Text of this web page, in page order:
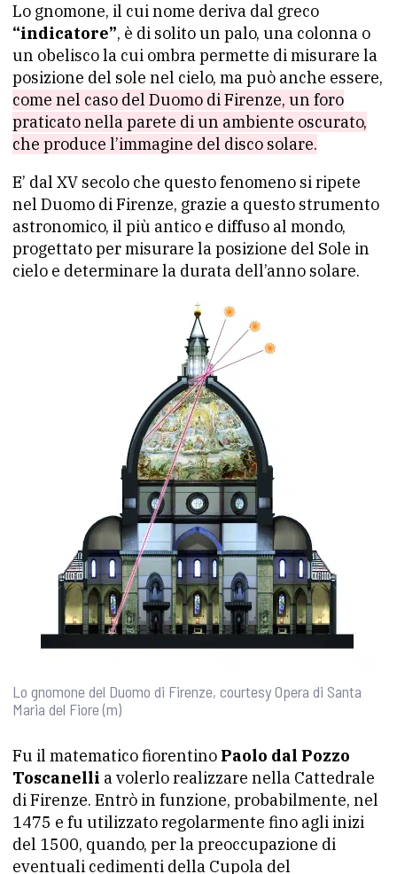
Lo gnomone, il cui nome deriva dal greco
“indicatore”, è di solito un palo, una colonna o
un obelisco la cui ombra permette di misurare la
posizione del sole nel cielo, ma può anche essere,
come nel caso del Duomo di Firenze, un foro
praticato nella parete di un ambiente oscurato,
che produce l’immagine del disco solare.
E’ dal XV secolo che questo fenomeno si ripete
nel Duomo di Firenze, grazie a questo strumento
astronomico, il più antico e diffuso al mondo,
progettato per misurare la posizione del Sole in
cielo e determinare la durata dell’anno solare.
Lo gnomone del Duomo di Firenze, courtesy Opera di Santa
Maria del Fiore (m)
Fu il matematico fiorentino Paolo dal Pozzo
Toscanelli a volerlo realizzare nella Cattedrale
di Firenze. Entrò in funzione, probabilmente, nel
1475 e fu utilizzato regolarmente fino agli inizi
del 1500, quando, per la preoccupazione di
eventuali cedimenti della Cupola del